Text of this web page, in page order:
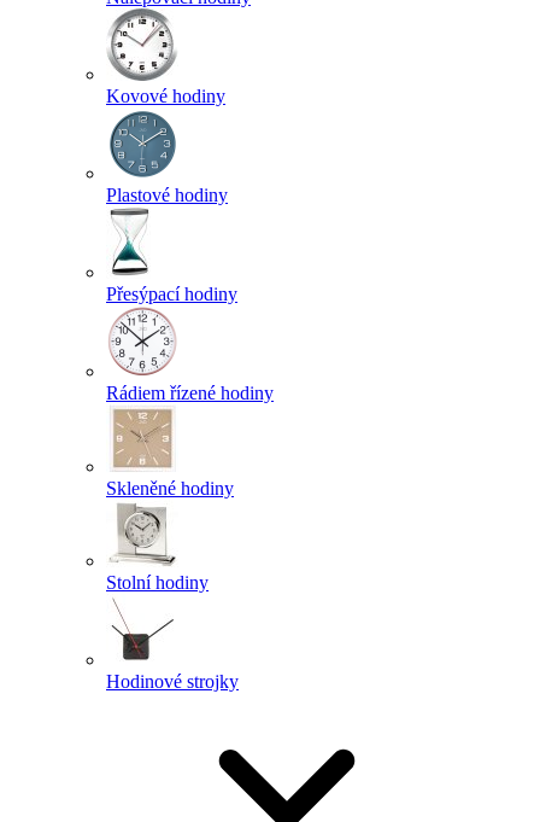
Kovové hodiny
Plastové hodiny
Přesýpací hodiny
Rádiem řízené hodiny
Skleněné hodiny
Stolní hodiny
Hodinové strojky